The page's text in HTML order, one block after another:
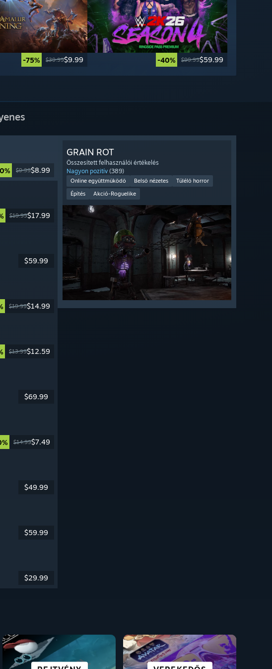
-75% $39.99$9.99 -40% $99.99$59.99
$9.99$8.99
$19.99$17.99
$59.99
$19.99$14.99
$13.99$12.59
$69.99
$14.99$7.49
$49.99
$59.99
$29.99
GRAIN ROT
Összesített felhasználói értékelés
Nagyon pozitív (389)
Online együttműködő Belső nézetes
Túlélő horror
Építés
Akció-Roguelike